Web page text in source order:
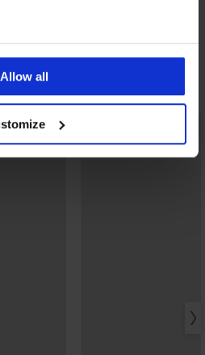
Allow all
Deluxe
komade
LIMITED